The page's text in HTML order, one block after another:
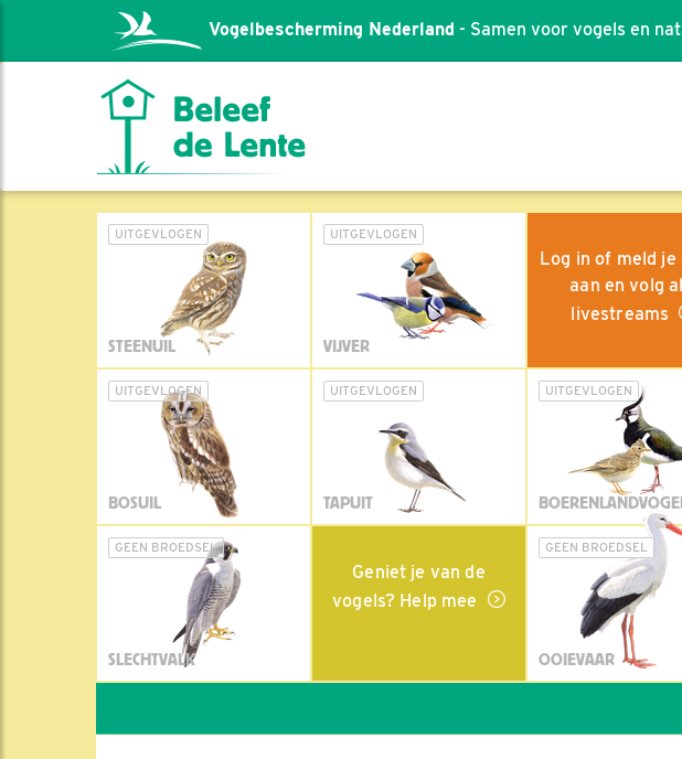
Vogelbescherming Nederland - Samen voor vogels en
UITGEVLOGEN
STEENUIL
UITGEVLOGEN
VIJVER
Log in of meld je
aan en volg
livestreams
UITGEVLOGEN
BOSUIL
UITGEVLOGEN
TAPUIT
UITGEVLOGEN
GEEN BROEDSEL
SLECHTVALK
Geniet je van de
vogels? Help mee
GEEN BROEDSEL
OOIEVAAR